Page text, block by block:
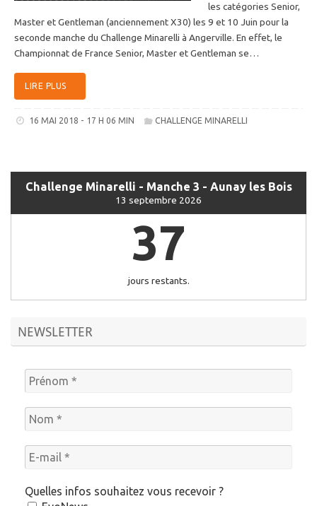
les catégories Senior,
Master et Gentleman (anciennement X30) les 9 et 10 Juin pour la
seconde manche du Challenge Minarelli à Angerville. En effet, le
Championnat de France Senior, Master et Gentleman se…
LIRE PLUS
16 MAI 2018 - 17 H 06 MIN CHALLENGE MINARELLI
Challenge Minarelli - Manche 3 - Aunay les Bois
13 septembre 2026
37
jours restants.
NEWSLETTER
Quelles infos souhaitez vous recevoir ?